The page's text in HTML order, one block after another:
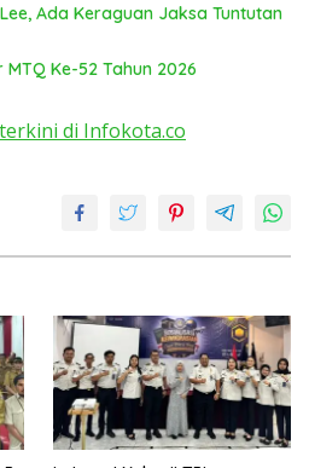
Ada Keraguan Jaksa Tuntutan
Ke-52 Tahun 2026
di Infokota.co